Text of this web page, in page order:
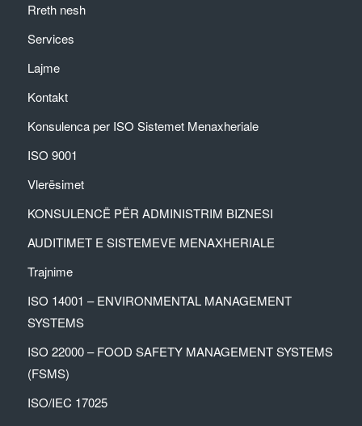
Rreth nesh
Services
Lajme
Kontakt
Konsulenca per ISO Sistemet Menaxheriale
ISO 9001
Vlerësimet
KONSULENCË PËR ADMINISTRIM BIZNESI
AUDITIMET E SISTEMEVE MENAXHERIALE
Trajnime
ISO 14001 – ENVIRONMENTAL MANAGEMENT
SYSTEMS
ISO 22000 – FOOD SAFETY MANAGEMENT SYSTEMS
(FSMS)
ISO/IEC 17025